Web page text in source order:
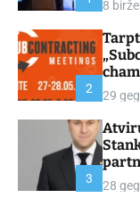
8
2 29
3 28